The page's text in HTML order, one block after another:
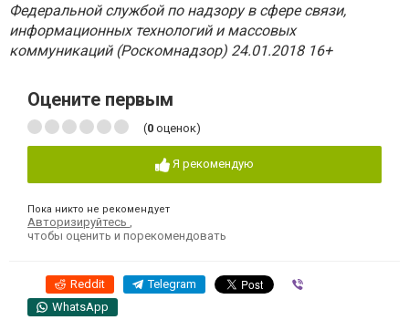
Федеральной службой по надзору в сфере связи,
информационных технологий и массовых
коммуникаций (Роскомнадзор) 24.01.2018 16+
Оцените первым
(0 оценок)
Я рекомендую
Пока никто не рекомендует
Авторизируйтесь
чтобы оценить и порекомендовать
Reddit Telegram
WhatsApp